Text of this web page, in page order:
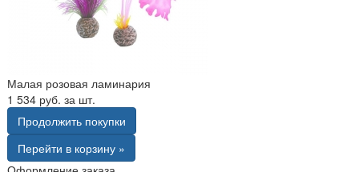
Малая розовая ламинария
1 534 руб. за шт.
Продолжить покупки
Перейти в корзину »